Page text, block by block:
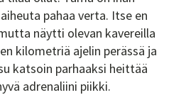
pahaa verta. Itse en
näytti olevan kavereilla
kilometriä ajelin perässä ja
katsoin parhaaksi heittää
adrenaliini piikki.